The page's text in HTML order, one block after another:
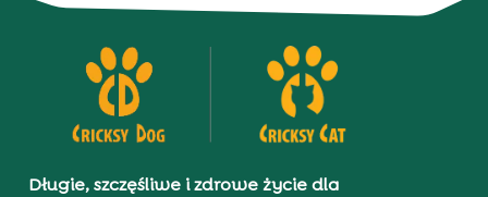
Długie, szczęśliwe i zdrowe życie dla